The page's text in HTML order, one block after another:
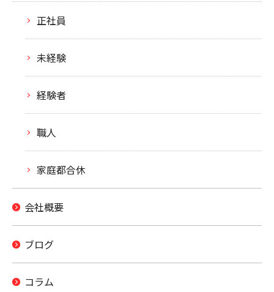
正社員
未経験
経験者
職人
家庭都合休
会社概要
ブログ
コラム